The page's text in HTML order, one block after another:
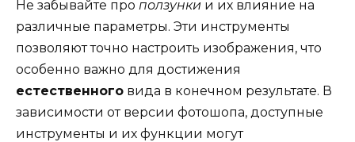
Не забывайте про ползунки и их влияние на
различные параметры. Эти инструменты
позволяют точно настроить изображения, что
особенно важно для достижения
естественного вида в конечном результате. В
зависимости от версии фотошопа, доступные
инструменты и их функции могут